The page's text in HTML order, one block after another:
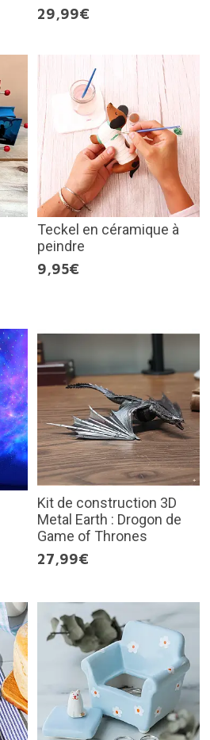
29,99€
Teckel en céramique à
peindre
9,95€
Kit de construction 3D
Metal Earth : Drogon de
Game of Thrones
27,99€